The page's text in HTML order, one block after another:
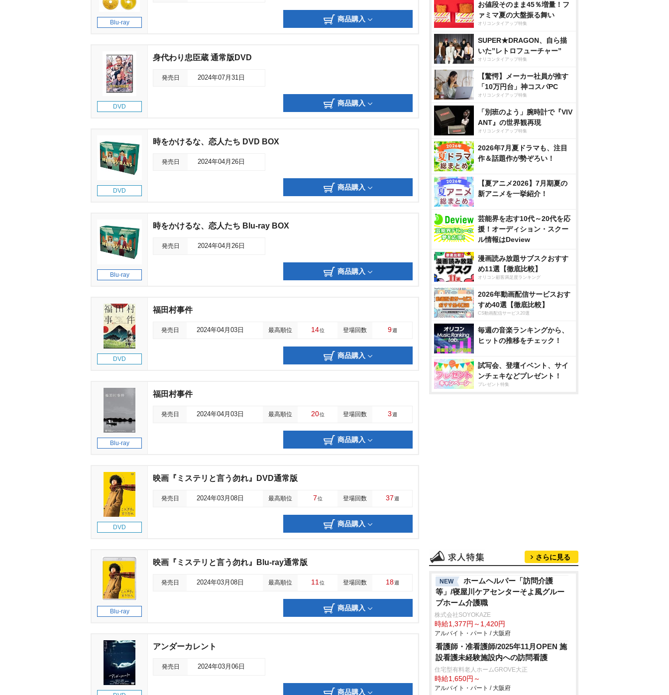
Blu-ray 商品購入
DVD
身代わり忠臣蔵 通常版DVD
発売日 2024年07月31日
商品購入
DVD
時をかけるな、恋人たち DVD BOX
発売日 2024年04月26日
商品購入
Blu-ray
時をかけるな、恋人たち Blu-ray BOX
発売日 2024年04月26日
商品購入
DVD
福田村事件
発売日 2024年04月03日 最高順位 14位 登場回数 9週
商品購入
Blu-ray
福田村事件
発売日 2024年04月03日 最高順位 20位 登場回数 3週
商品購入
DVD
映画『ミステリと言う勿れ』DVD通常版
発売日 2024年03月08日 最高順位 7位 登場回数 37週
商品購入
Blu-ray
映画『ミステリと言う勿れ』Blu-ray通常版
発売日 2024年03月08日 最高順位 11 位 登場回数 18週
商品購入
アンダーカレント
発売日 2024年03月06日
商品購入
お値段そのまま45％増量！フ
ァミマ夏の大盤振る舞い
オリコンタイアップ特集
SUPER★DRAGON、自ら描
いた”レトロフューチャー”
オリコンタイアップ特集
【驚愕】メーカー社員が推す
「10万円台」神コスパPC
オリコンタイアップ特集
「別班のよう」腕時計で『VIV
ANT』の世界観再現
オリコンタイアップ特集
2026年7月夏ドラマも、注目
作＆話題作が勢ぞろい！
【夏アニメ2026】7月期夏の
新アニメを一挙紹介！
芸能界を志す10代～20代を応
援！オーディション・スクー
ル情報はDeview
漫画読み放題サブスクおすす
め11選【徹底比較】
オリコン顧客満足度ランキング
2026年動画配信サービスおす
すめ40選【徹底比較】
CS動画配信サービス20選
毎週の音楽ランキングから、
ヒットの推移をチェック！
試写会、登壇イベント、サイ
ンチェキなどプレゼント！
プレゼント特集
さらに見る
NEW
ホームヘルパー「訪問介護
等」/寝屋川ケアセンターそよ風グルー
プホーム介護職
株式会社SOYOKAZE
時給1,377円～1,420円
アルバイト・パート / 大阪府
看護師・准看護師/2025年11月OPEN 施
設看護未経験施設内への訪問看護
住宅型有料老人ホームGROVE大正
時給1,650円～
アルバイト・パート / 大阪府